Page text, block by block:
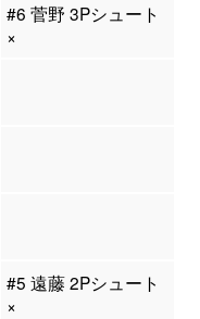
#6 菅野 3Pシュート
×
#5 遠藤 2Pシュート
×